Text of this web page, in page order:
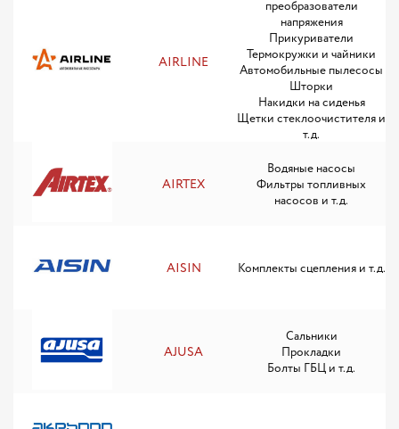
AIRLINE
преобразователи
напряжения
Прикуриватели
Термокружки и чайники
Автомобильные пылесосы
Шторки
Накидки на сиденья
Щетки стеклоочистителя и
т.д.
AIRTEX
Водяные насосы
Фильтры топливных
насосов и т.д.
AISIN Комплекты сцепления и т.д.
AJUSA
Сальники
Прокладки
Болты ГБЦ и т.д.